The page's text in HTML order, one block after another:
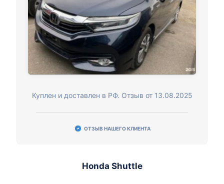
Куплен и доставлен в РФ. Отзыв от 13.08.2025
ОТЗЫВ НАШЕГО КЛИЕНТА
Honda Shuttle